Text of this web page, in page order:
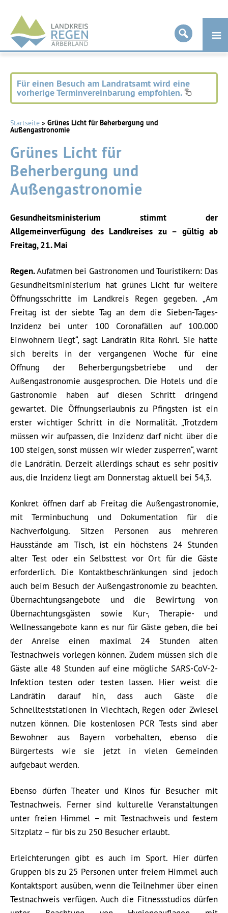
Landkreis
Regen
Für einen Besuch am Landratsamt wird eine
vorherige Terminvereinbarung empfohlen.
Startseite » Grünes Licht für Beherbergung und
Außengastronomie
Grünes Licht für
Beherbergung und
Außengastronomie
Gesundheitsministerium stimmt der
Allgemeinverfügung des Landkreises zu – gültig ab
Freitag, 21. Mai
Regen.Aufatmen bei Gastronomen und Touristikern: Das
Gesundheitsministerium hat grünes Licht für weitere
Öffnungsschritte im Landkreis Regen gegeben. „Am
Freitag ist der siebte Tag an dem die Sieben-Tages-
Inzidenz bei unter 100 Coronafällen auf 100.000
Einwohnern liegt“, sagt Landrätin Rita Röhrl. Sie hatte
sich bereits in der vergangenen Woche für eine
Öffnung der Beherbergungsbetriebe und der
Außengastronomie ausgesprochen. Die Hotels und die
Gastronomie haben auf diesen Schritt dringend
gewartet. Die Öffnungserlaubnis zu Pfingsten ist ein
erster wichtiger Schritt in die Normalität. „Trotzdem
müssen wir aufpassen, die Inzidenz darf nicht über die
100 steigen, sonst müssen wir wieder zusperren“, warnt
die Landrätin. Derzeit allerdings schaut es sehr positiv
aus, die Inzidenz liegt am Donnerstag aktuell bei 54,3.
Konkret öffnen darf ab Freitag die Außengastronomie,
mit Terminbuchung und Dokumentation für die
Nachverfolgung. Sitzen Personen aus mehreren
Hausstände am Tisch, ist ein höchstens 24 Stunden
alter Test oder ein Selbsttest vor Ort für die Gäste
erforderlich. Die Kontaktbeschränkungen sind jedoch
auch beim Besuch der Außengastronomie zu beachten.
Übernachtungsangebote und die Bewirtung von
Übernachtungsgästen sowie Kur-, Therapie- und
Wellnessangebote kann es nur für Gäste geben, die bei
der Anreise einen maximal 24 Stunden alten
Testnachweis vorlegen können. Zudem müssen sich die
Gäste alle 48 Stunden auf eine mögliche SARS-CoV-2-
Infektion testen oder testen lassen. Hier weist die
Landrätin darauf hin, dass auch Gäste die
Schnellteststationen in Viechtach, Regen oder Zwiesel
nutzen können. Die kostenlosen PCR Tests sind aber
Bewohner aus Bayern vorbehalten, ebenso die
Bürgertests wie sie jetzt in vielen Gemeinden
aufgebaut werden.
Ebenso dürfen Theater und Kinos für Besucher mit
Testnachweis. Ferner sind kulturelle Veranstaltungen
unter freien Himmel – mit Testnachweis und festem
Sitzplatz – für bis zu 250 Besucher erlaubt.
Erleichterungen gibt es auch im Sport. Hier dürfen
Gruppen bis zu 25 Personen unter freiem Himmel auch
Kontaktsport ausüben, wenn die Teilnehmer über einen
Testnachweis verfügen. Auch die Fitnessstudios dürfen